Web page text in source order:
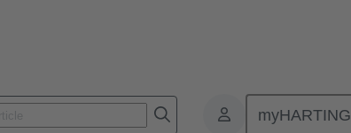
myHARTING